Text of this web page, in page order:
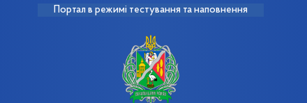
Портал в режимі тестування та наповнення